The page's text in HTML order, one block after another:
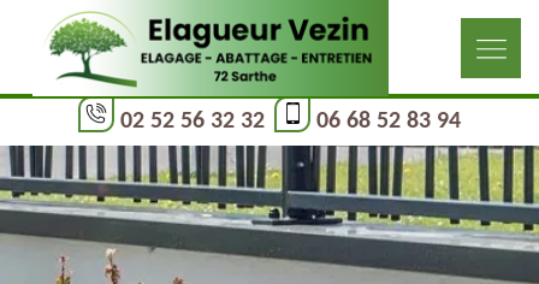
02 52 56 32 32 06 68 52 83 94